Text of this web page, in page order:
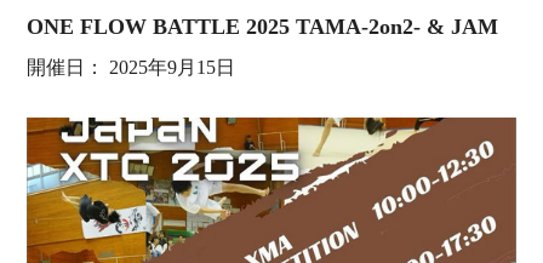
ONE FLOW BATTLE 2025 TAMA-2on2- & JAM
開催日： 2025年9月15日